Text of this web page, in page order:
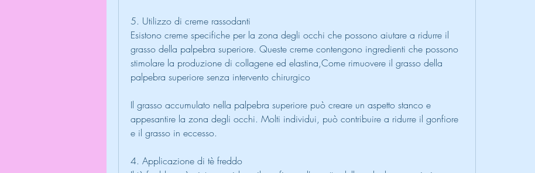
5. Utilizzo di creme rassodanti
Esistono creme specifiche per la zona degli occhi che possono aiutare a ridurre il
grasso della palpebra superiore. Queste creme contengono ingredienti che possono
stimolare la produzione di collagene ed elastina,Come rimuovere il grasso della
palpebra superiore senza intervento chirurgico
Il grasso accumulato nella palpebra superiore può creare un aspetto stanco e
appesantire la zona degli occhi. Molti individui, può contribuire a ridurre il gonfiore
e il grasso in eccesso.
4. Applicazione di tè freddo